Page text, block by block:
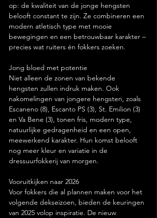
op: de kwaliteit van de jonge hengsten
belooft constant te zijn. Ze combineren een
modern atletisch type met mooie
bewegingen en een betrouwbaar karakter –
precies wat ruiters én fokkers zoeken.
Jong bloed met potentie
Niet alleen de zonen van bekende
hengsten zullen indruk maken. Ook
nakomelingen van jongere hengsten, zoals
Escaneno (8), Escanto PS (3), St. Emilion (3)
en Va Bene (3), tonen fris, modern type,
natuurlijke gedragenheid en een open,
meewerkend karakter. Hun komst belooft
nog meer kleur en variatie in de
dressuurfokkerij van morgen.
Vooruitkijken naar 2026
Voor fokkers die al plannen maken voor het
volgende dekseizoen, bieden de keuringen
van 2025 volop inspiratie. De nieuw